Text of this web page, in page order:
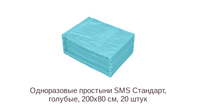
Одноразовые простыни SMS Стандарт,
голубые, 200х80 см, 20 штук